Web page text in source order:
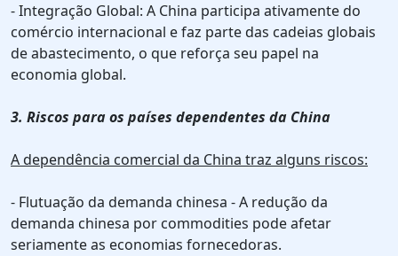
- Integração Global: A China participa ativamente do
comércio internacional e faz parte das cadeias globais
de abastecimento, o que reforça seu papel na
economia global.
3. Riscos para os países dependentes da China
A dependência comercial da China traz alguns riscos:
- Flutuação da demanda chinesa - A redução da
demanda chinesa por commodities pode afetar
seriamente as economias fornecedoras.